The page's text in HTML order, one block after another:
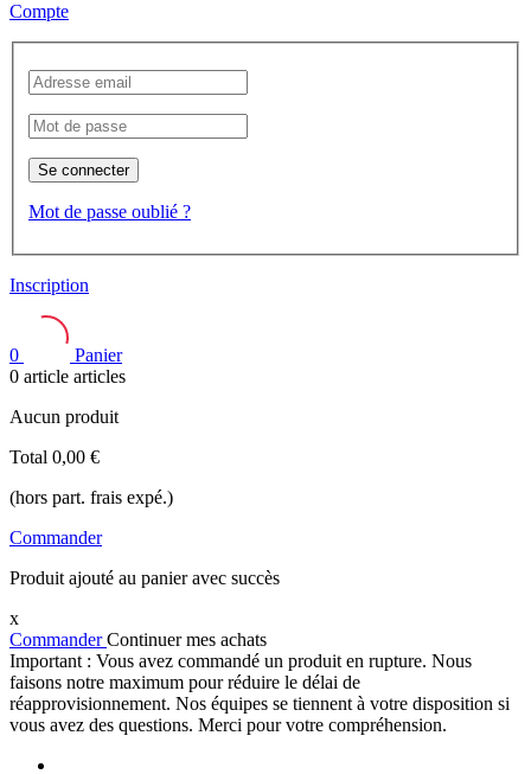
Compte
Se connecter
Mot de passe oublié ?
Inscription
0
Panier
0 article articles
Aucun produit
Total 0,00 €
(hors part. frais expé.)
Commander
Produit ajouté au panier avec succès
x
CommanderContinuer mes achats
Important : Vous avez commandé un produit en rupture. Nous
faisons notre maximum pour réduire le délai de
réapprovisionnement. Nos équipes se tiennent à votre disposition si
vous avez des questions. Merci pour votre compréhension.